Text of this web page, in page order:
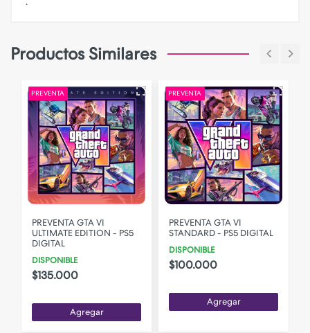
Productos Similares
NOVEDADES
PREVENTA
PREVENTA GTA VI
ULTIMATE EDITION - PS5
DIGITAL
DISPONIBLE
$135.000
Agregar
NOVEDADES
PREVENTA
PREVENTA GTA VI
STANDARD - PS5 DIGITAL
DISPONIBLE
$100.000
Agregar